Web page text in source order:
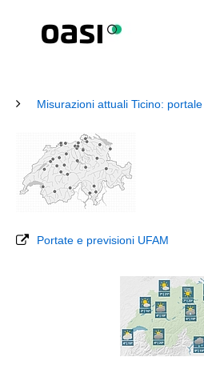
Misurazioni attuali Ticino: portale
Portate e previsioni UFAM